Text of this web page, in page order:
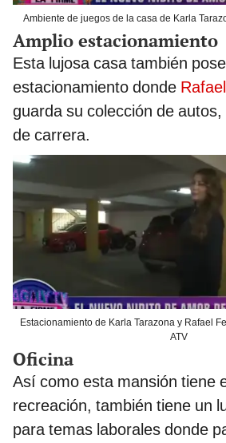
Ambiente de juegos de la casa de Karla
Amplio estacionamiento
Esta lujosa casa también
estacionamiento donde
guarda su colección de
de carrera.
Estacionamiento de Karla Tarazona y Rafael
ATV
Oficina
Así como esta mansión tiene
recreación, también tiene un
para temas laborales donde